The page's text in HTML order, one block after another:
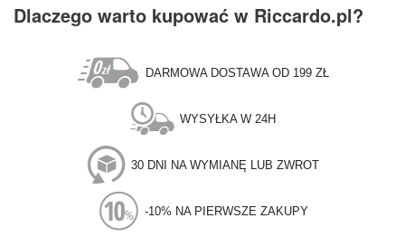
Dlaczego warto kupować w Riccardo.pl?
DARMOWA DOSTAWA OD 199 ZŁ
WYSYŁKA W 24H
30 DNI NA WYMIANĘ LUB ZWROT
-10% NA PIERWSZE ZAKUPY